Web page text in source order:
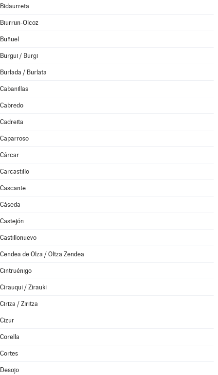
Bidaurreta
Biurrun-Olcoz
Buñuel
Burgui / Burgi
Burlada / Burlata
Cabanillas
Cabredo
Cadreita
Caparroso
Cárcar
Carcastillo
Cascante
Cáseda
Castejón
Castillonuevo
Cendea de Olza / Oltza Zendea
Cintruénigo
Cirauqui / Zirauki
Ciriza / Ziritza
Cizur
Corella
Cortes
Desojo